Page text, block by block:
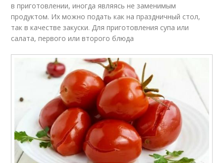
в приготовлении, иногда являясь не заменимым
продуктом. Их можно подать как на праздничный стол,
так в качестве закуски. Для приготовления супа или
салата, первого или второго блюда